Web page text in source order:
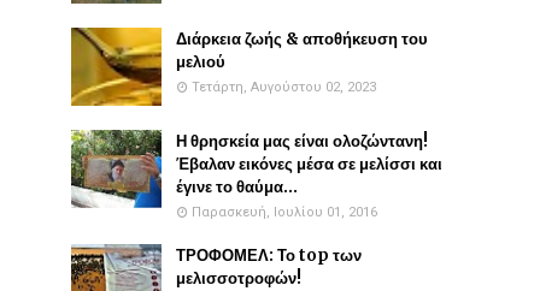
Διάρκεια ζωής & αποθήκευση του
μελιού
Τετάρτη, Αυγούστου 02, 2023
Η θρησκεία μας είναι ολοζώντανη!
Έβαλαν εικόνες μέσα σε μελίσσι και
έγινε το θαύμα...
Παρασκευή, Ιουλίου 01, 2016
ΤΡΟΦΟΜΕΛ: Το top των
μελισσοτροφών!